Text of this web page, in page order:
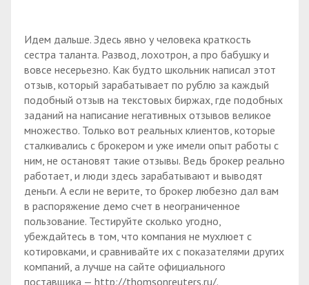
Идем дальше. Здесь явно у человека краткость
сестра таланта. Развод, лохотрон, а про бабушку и
вовсе несерьезно. Как будто школьник написал этот
отзыв, который зарабатывает по рублю за каждый
подобный отзыв на текстовых биржах, где подобных
заданий на написание негативных отзывов великое
множество. Только вот реальных клиентов, которые
сталкивались с брокером и уже имели опыт работы с
ним, не остановят такие отзывы. Ведь брокер реально
работает, и люди здесь зарабатывают и выводят
деньги. А если не верите, то брокер любезно дал вам
в распоряжение демо счет в неограниченное
пользование. Тестируйте сколько угодно,
убеждайтесь в том, что компания не мухлюет с
котировками, и сравнивайте их с показателями других
компаний, а лучше на сайте официального
поставщика — http://thomsonreuters.ru/.